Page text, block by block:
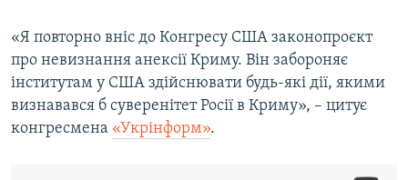
«Я повторно вніс до Конгресу США законопроєкт
про невизнання анексії Криму. Він забороняє
інститутам у США здійснювати будь-які дії, якими
визнавався б суверенітет Росії в Криму», – цитує
конгресмена «Укрінформ».